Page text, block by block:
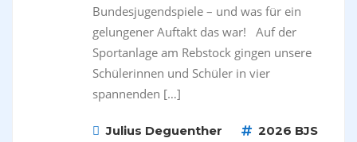
Bundesjugendspiele – und was für ein
gelungener Auftakt das war! Auf der
Sportanlage am Rebstock gingen unsere
Schülerinnen und Schüler in vier
spannenden […]
Julius Deguenther 2026 BJS